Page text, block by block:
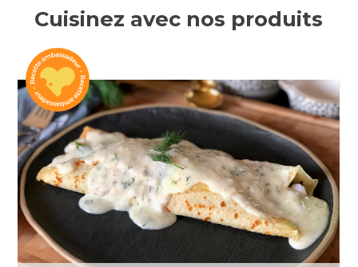
Cuisinez avec nos produits